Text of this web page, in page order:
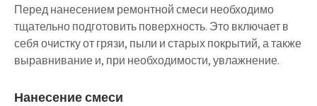
Перед нанесением ремонтной смеси необходимо
тщательно подготовить поверхность. Это включает в
себя очистку от грязи, пыли и старых покрытий, а также
выравнивание и, при необходимости, увлажнение.
Нанесение смеси